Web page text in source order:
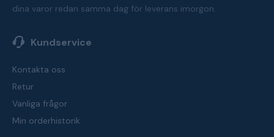
dina varor redan samma dag för leverans imorgon.
Kundservice
Kontakta oss
Retur
Vanliga frågor
Min orderhistorik